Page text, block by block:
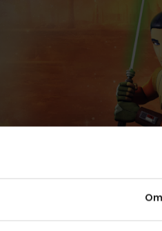
Om